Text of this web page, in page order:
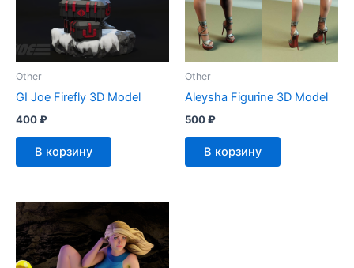
Other
GI Joe Firefly 3D Model
400₽
В корзину
Other
Aleysha Figurine 3D Model
500₽
В корзину